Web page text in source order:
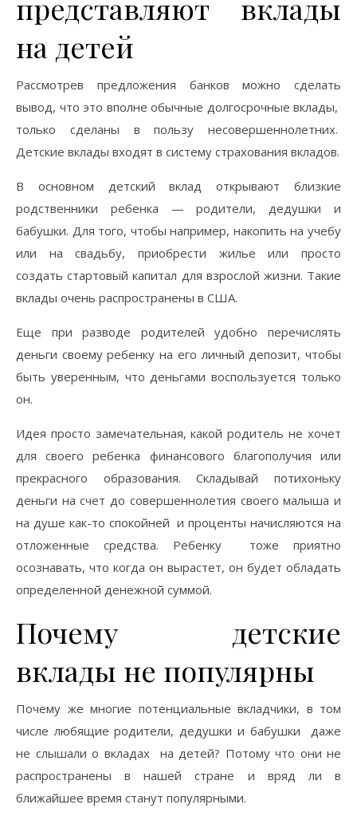
представляют вклады
на детей
Рассмотрев предложения банков можно сделать
вывод, что это вполне обычные долгосрочные вклады,
только сделаны в пользу несовершеннолетних.
Детские вклады входят в систему страхования вкладов.
В основном детский вклад открывают близкие
родственники ребенка — родители, дедушки и
бабушки. Для того, чтобы например, накопить на учебу
или на свадьбу, приобрести жилье или просто
создать стартовый капитал для взрослой жизни. Такие
вклады очень распространены в США.
Еще при разводе родителей удобно перечислять
деньги своему ребенку на его личный депозит, чтобы
быть уверенным, что деньгами воспользуется только
он.
Идея просто замечательная, какой родитель не хочет
для своего ребенка финансового благополучия или
прекрасного образования. Складывай потихоньку
деньги на счет до совершеннолетия своего малыша и
на душе как-то спокойней и проценты начисляются на
отложенные средства. Ребенку тоже приятно
осознавать, что когда он вырастет, он будет обладать
определенной денежной суммой.
Почему детские
вклады не популярны
Почему же многие потенциальные вкладчики, в том
числе любящие родители, дедушки и бабушки даже
не слышали о вкладах на детей? Потому что они не
распространены в нашей стране и вряд ли в
ближайшее время станут популярными.